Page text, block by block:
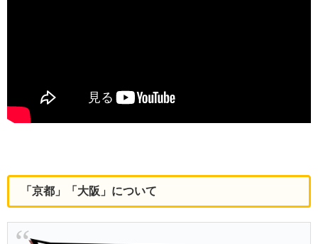
「京都」「大阪」について